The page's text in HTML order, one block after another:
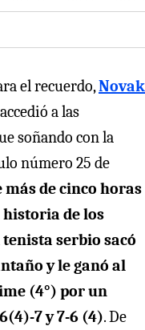
el recuerdo,Novak
accedió a las
soñando con la
número 25 de
de cinco horas
de los
serbio sacó
y le ganó al
(4°) por un
7 y 7-6 (4). De